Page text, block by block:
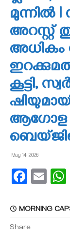
മുന്നിൽ l
അറസ്റ്റ്
അധികം
കൂട്ടി,
ഷിയുമായി
ആഗോള
May 14, 2026
MORNING
Share